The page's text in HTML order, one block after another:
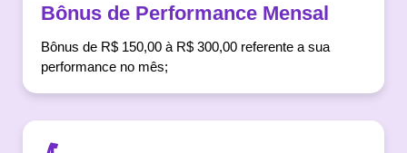
Bônus de Performance Mensal
Bônus de R$ 150,00 à R$ 300,00 referente a sua
performance no mês;